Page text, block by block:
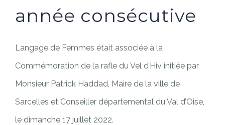
année consécutive
Langage de Femmes était associée à la
Commémoration de la rafle du Vel d’Hiv initiée par
Monsieur Patrick Haddad, Maire de la ville de
Sarcelles et Conseiller départemental du Val d’Oise,
le dimanche 17 juillet 2022.